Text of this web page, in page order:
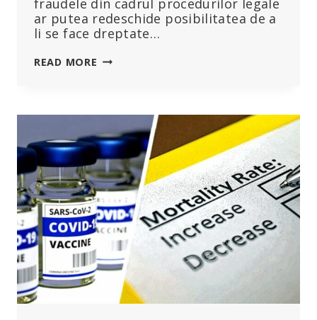
fraudele din cadrul procedurilor legale
ar putea redeschide posibilitatea de a
li se face dreptate…
READ MORE COPIII,
PUNE
CAPĂT
O
NOUĂ
STRATEGIE
JURIDICĂ
UNEI
BĂTĂLII
ZECI